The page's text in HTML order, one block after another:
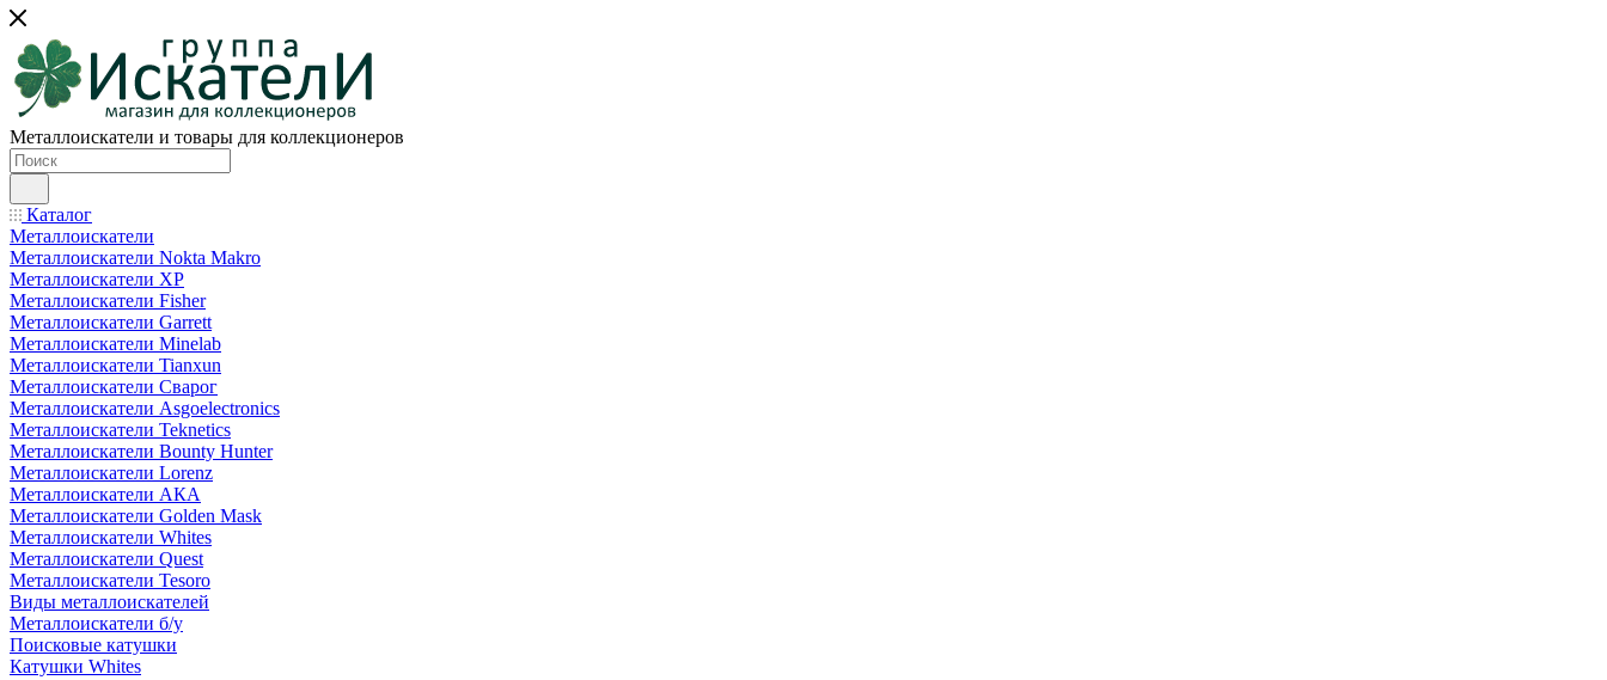
Металлоискатели и товары для коллекционеров
Каталог
Металлоискатели
Металлоискатели Nokta Makro
Металлоискатели XP
Металлоискатели Fisher
Металлоискатели Garrett
Металлоискатели Minelab
Металлоискатели Tianxun
Металлоискатели Сварог
Металлоискатели Asgoelectronics
Металлоискатели Teknetics
Металлоискатели Bounty Hunter
Металлоискатели Lorenz
Металлоискатели АКА
Металлоискатели Golden Mask
Металлоискатели Whites
Металлоискатели Quest
Металлоискатели Tesoro
Виды металлоискателей
Металлоискатели б/у
Поисковые катушки
Катушки Whites